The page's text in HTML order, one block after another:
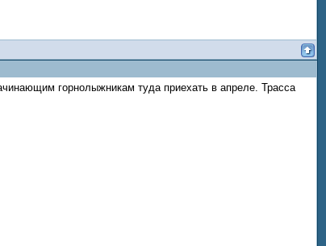
горнолыжникам туда приехать в апреле. Трасса